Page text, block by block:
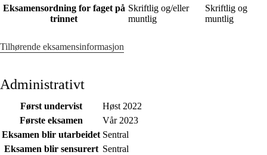
Eksamensordning for faget på
trinnet
Skriftlig og/eller
muntlig
Skriftlig og
muntlig
Tilhørende eksamensinformasjon
Administrativt
Først undervist
Høst 2022
Første eksamen
Vår 2023
Eksamen blir utarbeidet Sentral
Eksamen blir sensurert Sentral